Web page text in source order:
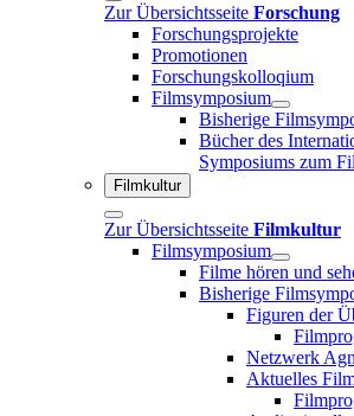
Zur Übersichtsseite Forschung
Forschungsprojekte
Promotionen
Forschungskolloqium
Filmsymposium
Bisherige
Bücher des
Symposiums zum
Filmkultur
Zur Übersichtsseite Filmkultur
Filmsymposium
Filme hören und
Bisherige
Figuren der
Netzwerk
Aktuelles